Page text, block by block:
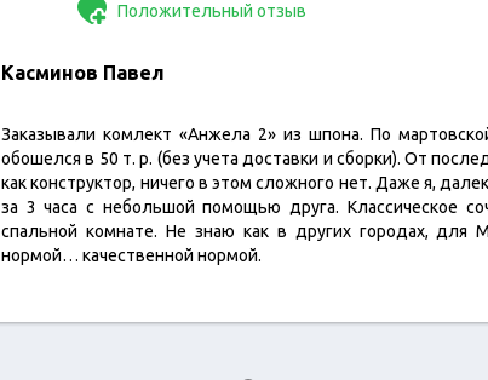
Положительный отзыв
Касминов Павел
Заказывали комлект «Анжела 2» из шпона. По
обошелся в 50 т. р. (без учета доставки и сборки). От
как конструктор, ничего в этом сложного нет. Даже я,
за 3 часа с небольшой помощью друга. Классическое
спальной комнате. Не знаю как в других городах, для
нормой… качественной нормой.